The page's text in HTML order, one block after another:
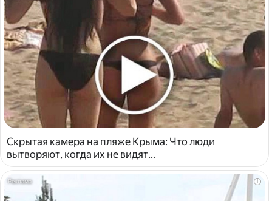
Скрытая камера на пляже Крыма: Что люди
вытворяют, когда их не видят...
i